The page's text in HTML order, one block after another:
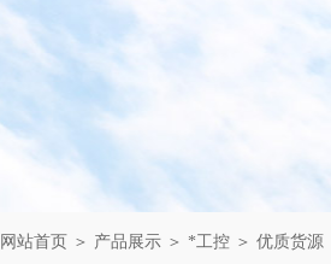
网站首页 ＞ 产品展示 ＞ *工控 ＞ 优质货源